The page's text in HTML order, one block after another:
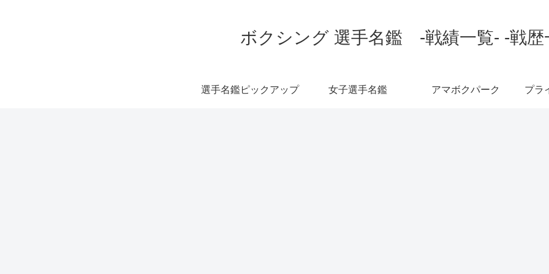
ボクシング 選手名鑑 -戦績一覧- -戦歴
選手名鑑ピックアップ 女子選手名鑑 アマボクパーク プラ